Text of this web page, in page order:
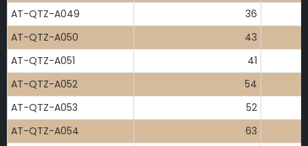
AT-QTZ-A049
36
AT-QTZ-A050
43
AT-QTZ-A051
41
AT-QTZ-A052
54
AT-QTZ-A053
52
AT-QTZ-A054
63